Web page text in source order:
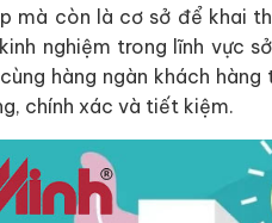
mà còn là cơ sở để khai
nghiệm trong lĩnh vực
hàng ngàn khách
chính xác và tiết kiệm.